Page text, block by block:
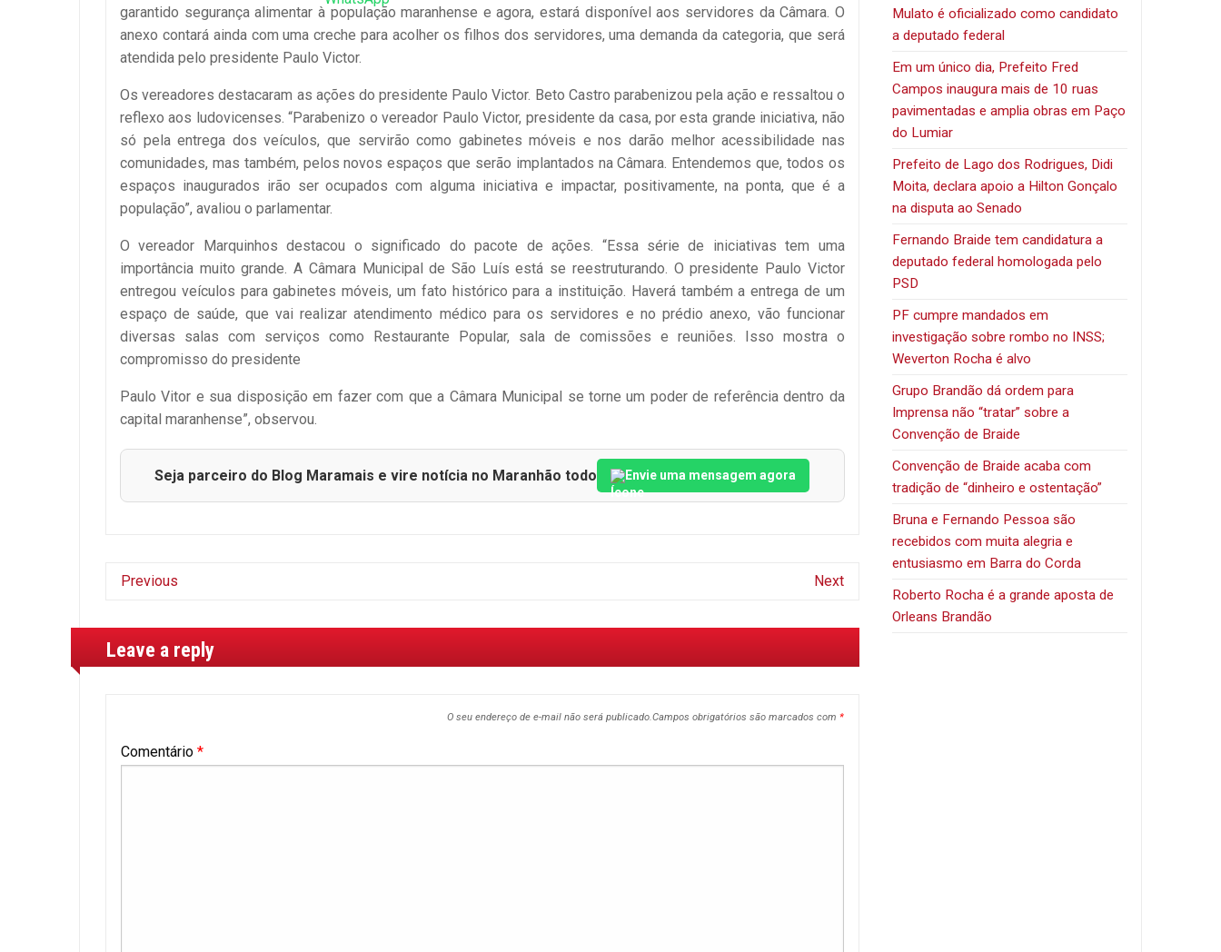
garantido segurança alimentar à população maranhense e agora, estará disponível aos servidores da Câmara. O
anexo contará ainda com uma creche para acolher os filhos dos servidores, uma demanda da categoria, que será
atendida pelo presidente Paulo Victor.
Os vereadores destacaram as ações do presidente Paulo Victor. Beto Castro parabenizou pela ação e ressaltou o
reflexo aos ludovicenses. “Parabenizo o vereador Paulo Victor, presidente da casa, por esta grande iniciativa, não
só pela entrega dos veículos, que servirão como gabinetes móveis e nos darão melhor acessibilidade nas
comunidades, mas também, pelos novos espaços que serão implantados na Câmara. Entendemos que, todos os
espaços inaugurados irão ser ocupados com alguma iniciativa e impactar, positivamente, na ponta, que é a
população”, avaliou o parlamentar.
O vereador Marquinhos destacou o significado do pacote de ações. “Essa série de iniciativas tem uma
importância muito grande. A Câmara Municipal de São Luís está se reestruturando. O presidente Paulo Victor
entregou veículos para gabinetes móveis, um fato histórico para a instituição. Haverá também a entrega de um
espaço de saúde, que vai realizar atendimento médico para os servidores e no prédio anexo, vão funcionar
diversas salas com serviços como Restaurante Popular, sala de comissões e reuniões. Isso mostra o
compromisso do presidente
Paulo Vitor e sua disposição em fazer com que a Câmara Municipal se torne um poder de referência dentro da
capital maranhense”, observou.
Seja parceiro do Blog Maramais e vire notícia no Maranhão todo Envie uma mensagem agora
Previous Next
Leave a reply
O seu endereço de e-mail não será publicado.Campos obrigatórios são marcados com *
Comentário *
Mulato é oficializado como candidato
a deputado federal
Em um único dia, Prefeito Fred
Campos inaugura mais de 10 ruas
pavimentadas e amplia obras em Paço
do Lumiar
Prefeito de Lago dos Rodrigues, Didi
Moita, declara apoio a Hilton Gonçalo
na disputa ao Senado
Fernando Braide tem candidatura a
deputado federal homologada pelo
PSD
PF cumpre mandados em
investigação sobre rombo no INSS;
Weverton Rocha é alvo
Grupo Brandão dá ordem para
Imprensa não “tratar” sobre a
Convenção de Braide
Convenção de Braide acaba com
tradição de “dinheiro e ostentação”
Bruna e Fernando Pessoa são
recebidos com muita alegria e
entusiasmo em Barra do Corda
Roberto Rocha é a grande aposta de
Orleans Brandão